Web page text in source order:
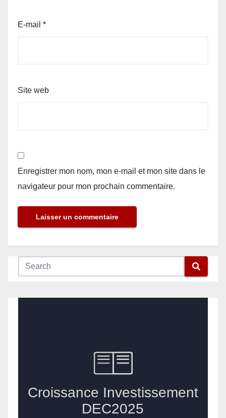
E-mail *
Site web
Enregistrer mon nom, mon e-mail et mon site dans le
navigateur pour mon prochain commentaire.